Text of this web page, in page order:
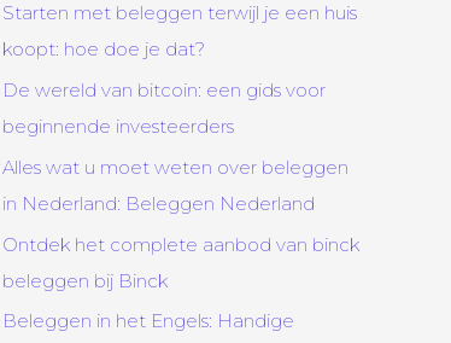
Starten met beleggen terwijl je een huis
koopt: hoe doe je dat?
De wereld van bitcoin: een gids voor
beginnende investeerders
Alles wat u moet weten over beleggen
in Nederland: Beleggen Nederland
Ontdek het complete aanbod van binck
beleggen bij Binck
Beleggen in het Engels: Handige